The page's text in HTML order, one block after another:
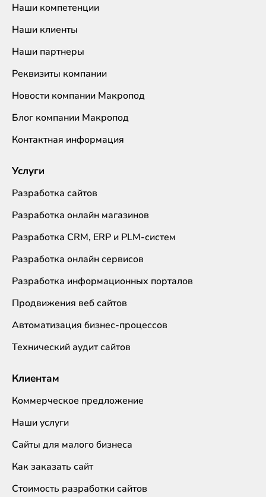
Наши компетенции
Наши клиенты
Наши партнеры
Реквизиты компании
Новости компании Макропод
Блог компании Макропод
Контактная информация
Услуги
Разработка сайтов
Разработка онлайн магазинов
Разработка CRM, ERP и PLM-систем
Разработка онлайн сервисов
Разработка информационных порталов
Продвижения веб сайтов
Автоматизация бизнес-процессов
Технический аудит сайтов
Клиентам
Коммерческое предложение
Наши услуги
Сайты для малого бизнеса
Как заказать сайт
Стоимость разработки сайтов